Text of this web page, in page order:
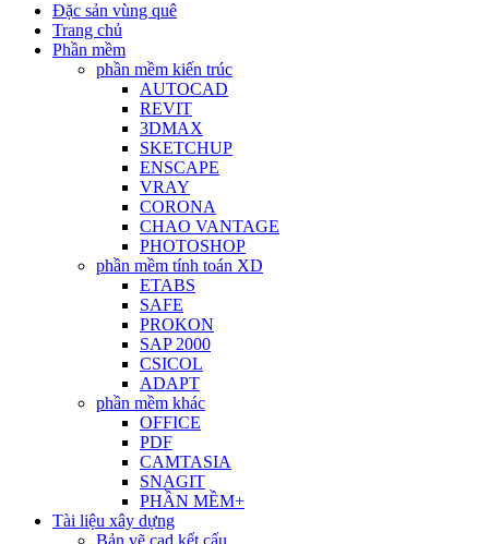
Đặc sản vùng quê
Trang chủ
Phần mềm
phần mềm kiến trúc
AUTOCAD
REVIT
3DMAX
SKETCHUP
ENSCAPE
VRAY
CORONA
CHAO VANTAGE
PHOTOSHOP
phần mềm tính toán XD
ETABS
SAFE
PROKON
SAP 2000
CSICOL
ADAPT
phần mềm khác
OFFICE
PDF
CAMTASIA
SNAGIT
PHẦN MỀM+
Tài liệu xây dựng
Bản vẽ cad kết cấu